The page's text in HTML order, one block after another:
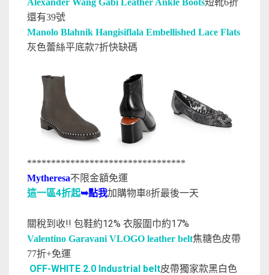
Alexander Wang Gabi Leather Ankle Boots短靴6折
還有39號
Manolo Blahnik Hangisiflala Embellished Lace Flats
灰色蕾絲平底款7折快缺碼
*********************************
Mytheresa不限金額免運
這一區4折起➥點我加購物車8折最後一天
關稅到收!! 包鞋約12% 衣服圍巾約17%
Valentino Garavani VLOGO leather belt焦糖色皮帶
77折+免運
OFF-WHITE 2.0 Industrial belt皮帶獨家款黑白色